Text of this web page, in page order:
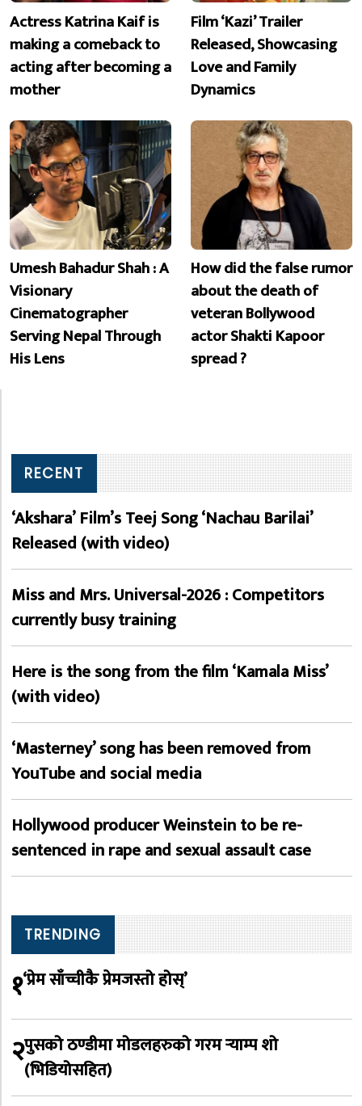
Actress Katrina Kaif is
making a comeback to
acting after becoming a
mother
Film ‘Kazi’ Trailer
Released, Showcasing
Love and Family
Dynamics
Umesh Bahadur Shah : A
Visionary
Cinematographer
Serving Nepal Through
His Lens
How did the false rumor
about the death of
veteran Bollywood
actor Shakti Kapoor
spread ?
RECENT
‘Akshara’ Film’s Teej Song ‘Nachau Barilai’
Released (with video)
Miss and Mrs. Universal-2026 : Competitors
currently busy training
Here is the song from the film ‘Kamala Miss’
(with video)
‘Masterney’ song has been removed from
YouTube and social media
Hollywood producer Weinstein to be re-
sentenced in rape and sexual assault case
TRENDING
१‘प्रेम साँच्चीकै प्रेमजस्तो होस्’
२पुसको ठण्डीमा मोडलहरुको गरम र्‍याम्प शो
(भिडियोसहित)